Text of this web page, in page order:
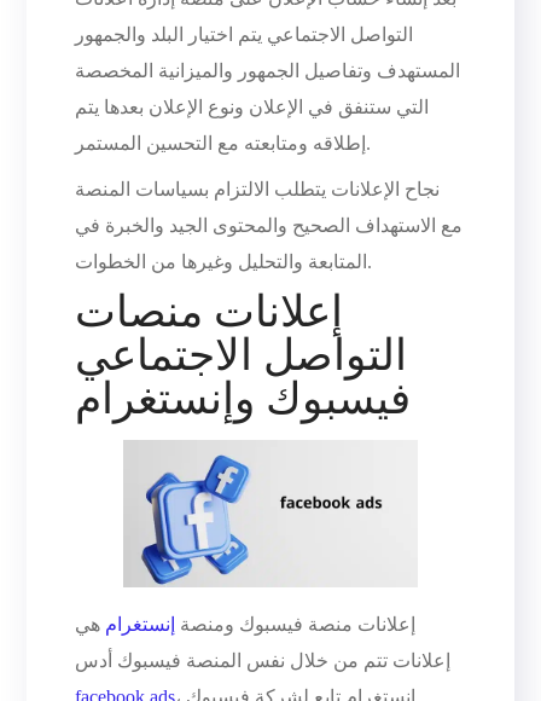
التواصل الاجتماعي يتم اختيار البلد والجمهور
المستهدف وتفاصيل الجمهور والميزانية المخصصة
التي ستنفق في الإعلان ونوع الإعلان بعدها يتم
إطلاقه ومتابعته مع التحسين المستمر.
نجاح الإعلانات يتطلب الالتزام بسياسات المنصة
مع الاستهداف الصحيح والمحتوى الجيد والخبرة في
المتابعة والتحليل وغيرها من الخطوات.
إعلانات منصات
التواصل الاجتماعي
فيسبوك وإنستغرام
إعلانات منصة فيسبوك ومنصة إنستغرام هي
إعلانات تتم من خلال نفس المنصة فيسبوك أدس
facebook ads، انستغرام تابع لشركة فيسبوك